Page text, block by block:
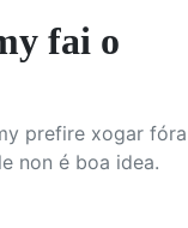
fai o
prefire xogar fóra
non é boa idea.